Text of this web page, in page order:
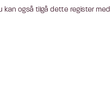
kan også tilgå dette register med